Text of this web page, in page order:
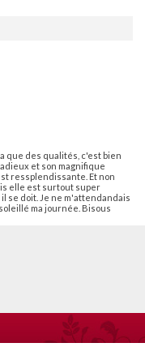
que des qualités, c'est bien
et son magnifique
ressplendissante. Et non
elle est surtout super
se doit. Je ne m'attendandais
ma journée. Bisous